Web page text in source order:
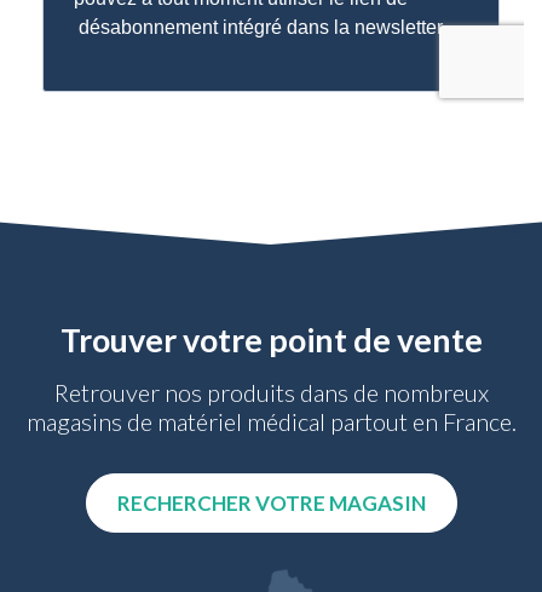
Trouver votre point de vente
Retrouver nos produits dans de nombreux
magasins de matériel médical partout en France.
RECHERCHER VOTRE MAGASIN